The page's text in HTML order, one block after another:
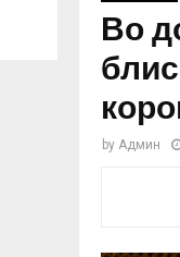
Во
by Админ